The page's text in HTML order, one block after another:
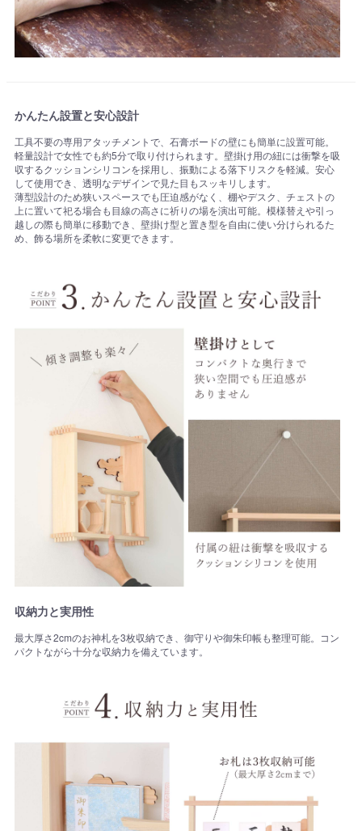
かんたん設置と安心設計
工具不要の専用アタッチメントで、石膏ボードの壁にも簡単に設置可能。
軽量設計で女性でも約5分で取り付けられます。壁掛け用の紐には衝撃を吸
収するクッションシリコンを採用し、振動による落下リスクを軽減。安心
して使用でき、透明なデザインで見た目もスッキリします。
薄型設計のため狭いスペースでも圧迫感がなく、棚やデスク、チェストの
上に置いて祀る場合も目線の高さに祈りの場を演出可能。模様替えや引っ
越しの際も簡単に移動でき、壁掛け型と置き型を自由に使い分けられるた
め、飾る場所を柔軟に変更できます。
収納力と実用性
最大厚さ2cmのお神札を3枚収納でき、御守りや御朱印帳も整理可能。コン
パクトながら十分な収納力を備えています。